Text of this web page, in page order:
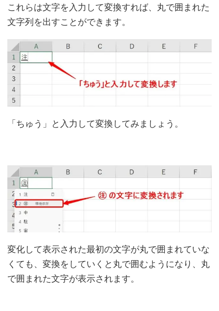
これらは文字を入力して変換すれば、丸で囲まれた
文字列を出すことができます。
「ちゅう」と入力して変換してみましょう。
変化して表示された最初の文字が丸で囲まれていな
くても、変換をしていくと丸で囲むようになり、丸
で囲まれた文字が表示されます。